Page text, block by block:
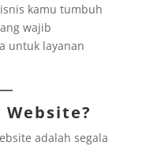
kamu tumbuh
wajib
untuk layanan
adalah segala